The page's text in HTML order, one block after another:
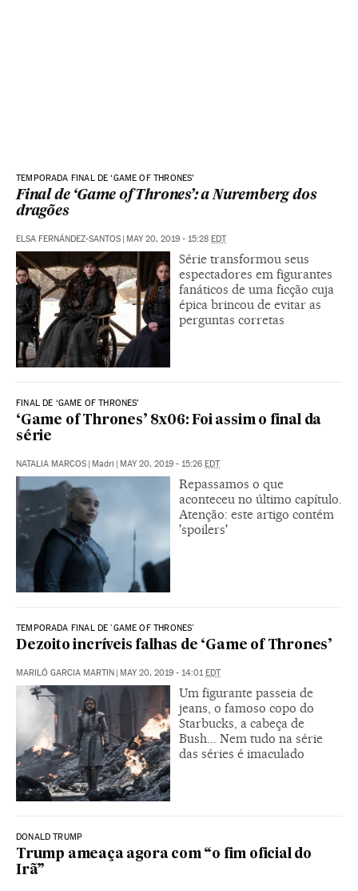
TEMPORADA FINAL DE ‘GAME OF THRONES’
Final de ‘Game of Thrones’: a Nuremberg dos
dragões
ELSA FERNÁNDEZ-SANTOS | MAY 20, 2019 - 15:28 EDT
Série transformou seus
espectadores em figurantes
fanáticos de uma ficção cuja
épica brincou de evitar as
perguntas corretas
FINAL DE ‘GAME OF THRONES’
‘Game of Thrones’ 8x06: Foi assim o final da
série
NATALIA MARCOS | Madri | MAY 20, 2019 - 15:26 EDT
Repassamos o que
aconteceu no último capítulo.
Atenção: este artigo contém
'spoilers'
TEMPORADA FINAL DE 'GAME OF THRONES'
Dezoito incríveis falhas de ‘Game of Thrones’
MARILÓ GARCIA MARTIN | MAY 20, 2019 - 14:01EDT
Um figurante passeia de
jeans, o famoso copo do
Starbucks, a cabeça de
Bush... Nem tudo na série
das séries é imaculado
DONALD TRUMP
Trump ameaça agora com “o fim oficial do
Irã”